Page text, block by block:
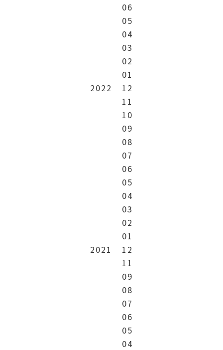
06
05
04
03
02
01
2022
12
11
10
09
08
07
06
05
04
03
02
01
2021
12
11
09
08
07
06
05
04